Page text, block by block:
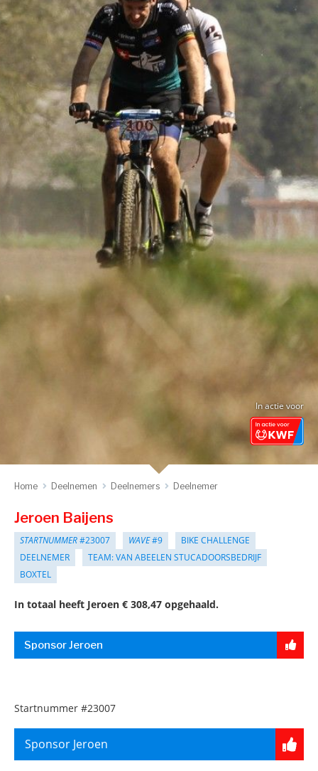
In actie voor
Home Deelnemen Deelnemers Deelnemer
Jeroen Baijens
STARTNUMMER#23007 WAVE#9
BIKE CHALLENGE
DEELNEMER
TEAM: VAN ABEELEN STUCADOORSBEDRIJF
BOXTEL
In totaal heeft Jeroen € 308,47 opgehaald.
Sponsor Jeroen
Startnummer #23007
Sponsor Jeroen